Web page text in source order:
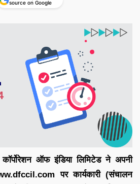
source on Google
ऑफ इंडिया लिमिटेड ने अपनी
पर कार्यकारी (संचालन